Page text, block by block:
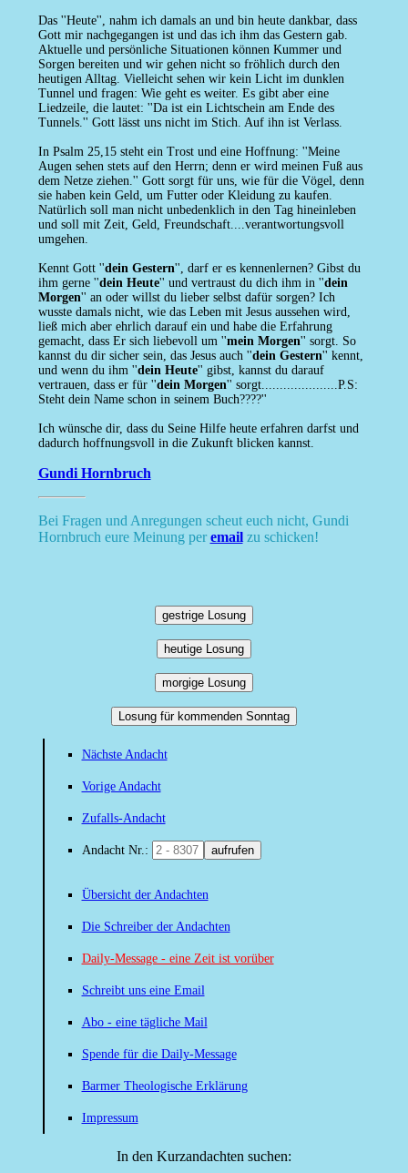
Das ''Heute'', nahm ich damals an und bin heute dankbar, dass
Gott mir nachgegangen ist und das ich ihm das Gestern gab.
Aktuelle und persönliche Situationen können Kummer und
Sorgen bereiten und wir gehen nicht so fröhlich durch den
heutigen Alltag. Vielleicht sehen wir kein Licht im dunklen
Tunnel und fragen: Wie geht es weiter. Es gibt aber eine
Liedzeile, die lautet: ''Da ist ein Lichtschein am Ende des
Tunnels.'' Gott lässt uns nicht im Stich. Auf ihn ist Verlass.
In Psalm 25,15 steht ein Trost und eine Hoffnung: ''Meine
Augen sehen stets auf den Herrn; denn er wird meinen Fuß aus
dem Netze ziehen.'' Gott sorgt für uns, wie für die Vögel, denn
sie haben kein Geld, um Futter oder Kleidung zu kaufen.
Natürlich soll man nicht unbedenklich in den Tag hineinleben
und soll mit Zeit, Geld, Freundschaft....verantwortungsvoll
umgehen.
Kennt Gott ''dein Gestern'', darf er es kennenlernen? Gibst du
ihm gerne ''dein Heute'' und vertraust du dich ihm in ''dein
Morgen'' an oder willst du lieber selbst dafür sorgen? Ich
wusste damals nicht, wie das Leben mit Jesus aussehen wird,
ließ mich aber ehrlich darauf ein und habe die Erfahrung
gemacht, dass Er sich liebevoll um ''mein Morgen'' sorgt. So
kannst du dir sicher sein, das Jesus auch ''dein Gestern'' kennt,
und wenn du ihm ''dein Heute'' gibst, kannst du darauf
vertrauen, dass er für ''dein Morgen'' sorgt.....................P.S:
Steht dein Name schon in seinem Buch????''
Ich wünsche dir, dass du Seine Hilfe heute erfahren darfst und
dadurch hoffnungsvoll in die Zukunft blicken kannst.
Gundi Hornbruch
Bei Fragen und Anregungen scheut euch nicht, Gundi
Hornbruch eure Meinung peremailzu schicken!
gestrige Losung
heutige Losung
morgige Losung
Losung für kommenden Sonntag
Nächste Andacht
Vorige Andacht
Zufalls-Andacht
Andacht Nr.: aufrufen
Übersicht der Andachten
Die Schreiber der Andachten
Daily-Message - eine Zeit ist vorüber
Schreibt uns eine Email
Abo - eine tägliche Mail
Spende für die Daily-Message
Barmer Theologische Erklärung
Impressum
In den Kurzandachten suchen: